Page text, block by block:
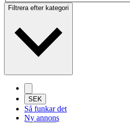
Filtrera efter kategori
SEK
Så funkar det
Ny annons